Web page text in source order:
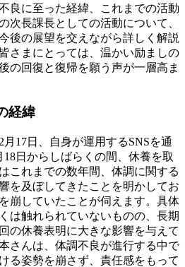
良に至った経緯、これまでの活動
次長課長としての活動について、
後の展望を交えながら詳しく解説
さまにとっては、温かい励ましの
の回復と復帰を願う声が一層高ま
経緯
17日、自身が運用するSNSを通
日からしばらくの間、休養を取
これまでの数年間、体調に関する
を及ぼしてきたことを明かしてお
崩していたことが伺えます。具体
は触れられていないものの、長期
の休養表明に大きな影響を与えて
さんは、体調不良が進行する中で
る姿勢を崩さず、責任感をもって